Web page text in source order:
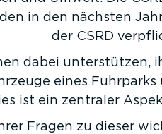
in den nächsten
der CSRD
dabei unter­stützen,
eines
ist ein zentraler
Fragen zu dieser